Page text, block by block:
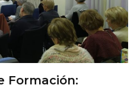
Formación: